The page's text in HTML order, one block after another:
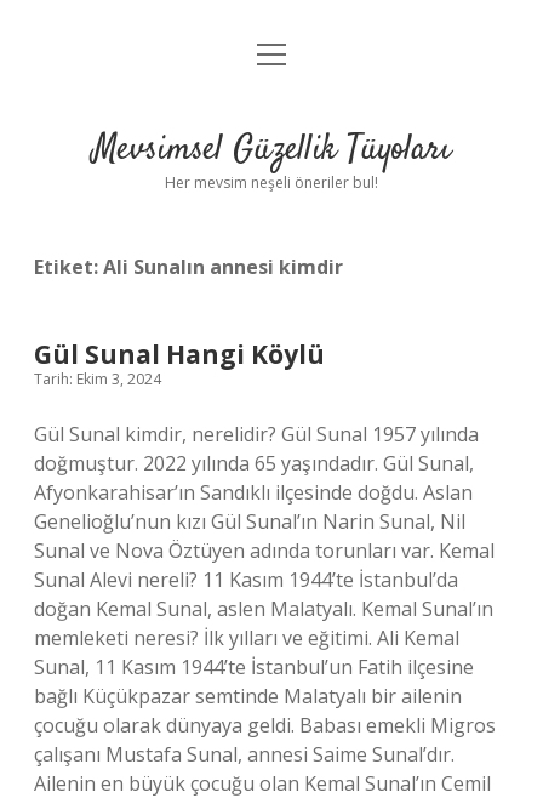
Anasayfa
Yasal Uyarı
menüyü
Mevsimsel Güzellik Tüyoları
Her mevsim neşeli öneriler bul!
Etiket:Ali Sunalın annesi kimdir
Gül Sunal Hangi Köylü
Tarih: Ekim 3, 2024
Gül Sunal kimdir, nerelidir? Gül Sunal 1957 yılında
doğmuştur. 2022 yılında 65 yaşındadır. Gül Sunal,
Afyonkarahisar’ın Sandıklı ilçesinde doğdu. Aslan
Genelioğlu’nun kızı Gül Sunal’ın Narin Sunal, Nil
Sunal ve Nova Öztüyen adında torunları var. Kemal
Sunal Alevi nereli? 11 Kasım 1944’te İstanbul’da
doğan Kemal Sunal, aslen Malatyalı. Kemal Sunal’ın
memleketi neresi? İlk yılları ve eğitimi. Ali Kemal
Sunal, 11 Kasım 1944’te İstanbul’un Fatih ilçesine
bağlı Küçükpazar semtinde Malatyalı bir ailenin
çocuğu olarak dünyaya geldi. Babası emekli Migros
çalışanı Mustafa Sunal, annesi Saime Sunal’dır.
Ailenin en büyük çocuğu olan Kemal Sunal’ın Cemil